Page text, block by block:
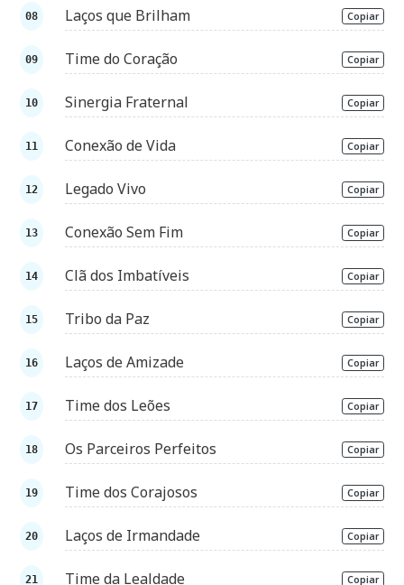
Laços que Brilham Copiar
Time do Coração Copiar
Sinergia Fraternal Copiar
Conexão de Vida Copiar
Legado Vivo Copiar
Conexão Sem Fim Copiar
Clã dos Imbatíveis Copiar
Tribo da Paz Copiar
Laços de Amizade Copiar
Time dos Leões Copiar
Os Parceiros Perfeitos Copiar
Time dos Corajosos Copiar
Laços de Irmandade Copiar
Time da Lealdade Copiar